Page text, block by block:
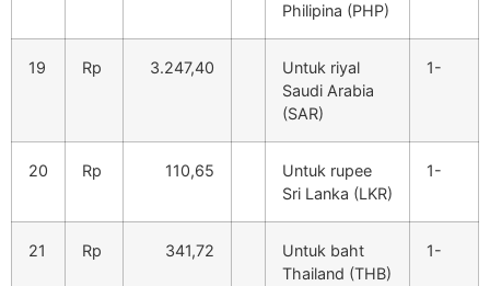
Philipina (PHP)
19 Rp 3.247,40
Untuk riyal
Saudi Arabia
(SAR)
1-
20 Rp 110,65
Untuk rupee
Sri Lanka (LKR)
1-
21 Rp 341,72
Untuk baht
Thailand (THB)
1-